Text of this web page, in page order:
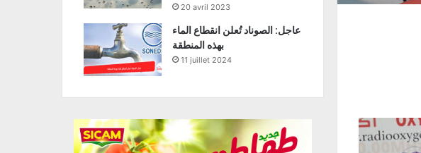
20 avril 2023
عاجل: الصوناد تُعلن انقطاع الماء
بهذه المنطقة
11 juillet 2024